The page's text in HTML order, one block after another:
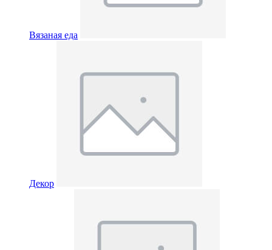
Вязаная еда
Декор